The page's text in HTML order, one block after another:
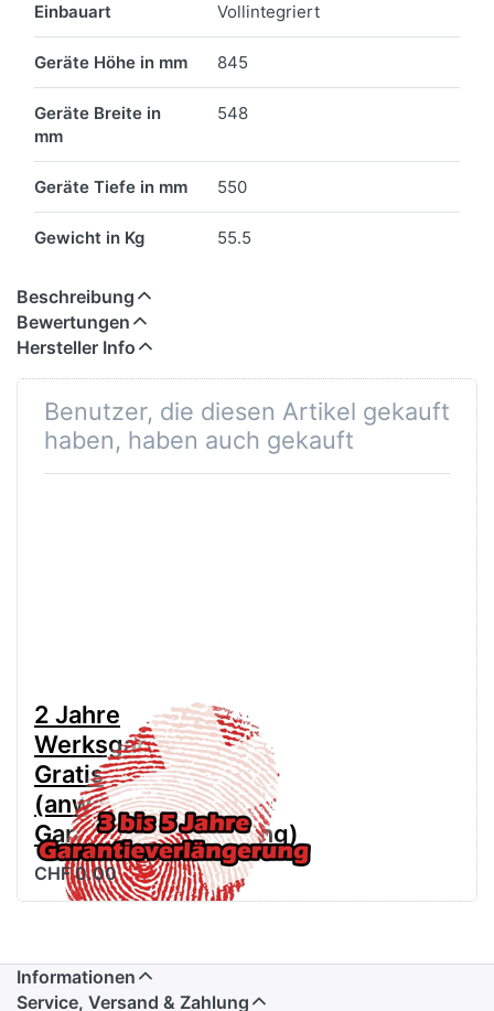
Einbauart Vollintegriert
Geräte Höhe in mm 845
Geräte Breite in
mm
548
Geräte Tiefe in mm 550
Gewicht in Kg 55.5
Beschreibung
Bewertungen
Hersteller Info
Benutzer, die diesen Artikel gekauft
haben, haben auch gekauft
2 Jahre
Werksgarantie
Gratis
(anwählen für
Garantieverlängerung)
CHF 0.00
Informationen
Service, Versand & Zahlung